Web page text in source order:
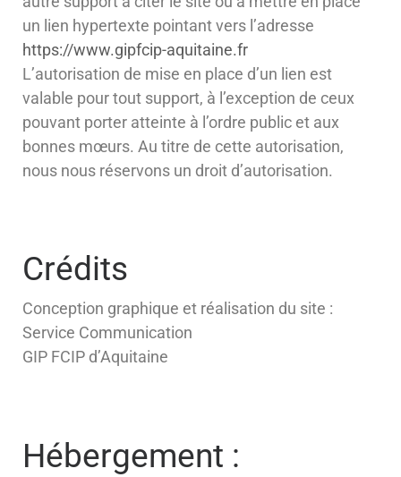
un lien hypertexte pointant vers l’adresse
https://www.gipfcip-aquitaine.fr
L’autorisation de mise en place d’un lien est
valable pour tout support, à l’exception de ceux
pouvant porter atteinte à l’ordre public et aux
bonnes mœurs. Au titre de cette autorisation,
nous nous réservons un droit d’autorisation.
Crédits
Conception graphique et réalisation du site :
Service Communication
GIP FCIP d’Aquitaine
Hébergement :